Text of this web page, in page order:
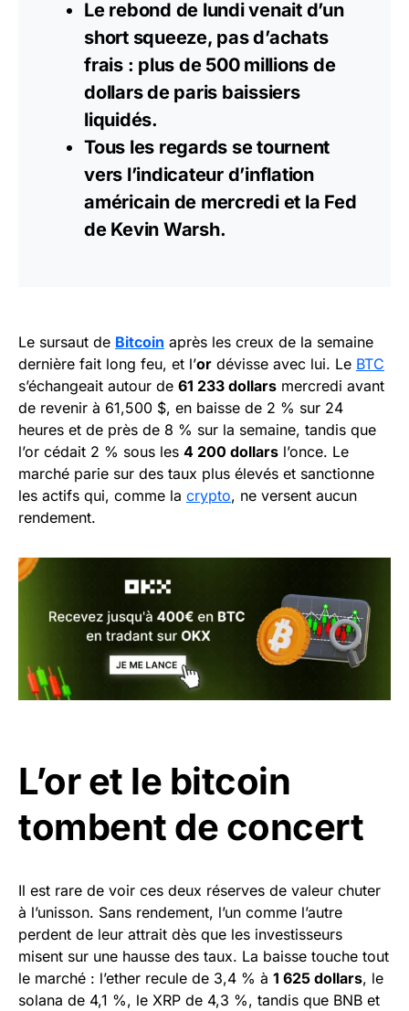
Le rebond de lundi venait d’un
short squeeze, pas d’achats
frais : plus de 500 millions de
dollars de paris baissiers
liquidés.
Tous les regards se tournent
vers l’indicateur d’inflation
américain de mercredi et la Fed
de Kevin Warsh.
Le sursaut de Bitcoin après les creux de la semaine
dernière fait long feu, et l’or dévisse avec lui. Le BTC
s’échangeait autour de 61 233 dollars mercredi avant
de revenir à 61,500 $, en baisse de 2 % sur 24
heures et de près de 8 % sur la semaine, tandis que
l’or cédait 2 % sous les 4 200 dollars l’once. Le
marché parie sur des taux plus élevés et sanctionne
les actifs qui, comme la crypto, ne versent aucun
rendement.
L’or et le bitcoin
tombent de concert
Il est rare de voir ces deux réserves de valeur chuter
à l’unisson. Sans rendement, l’un comme l’autre
perdent de leur attrait dès que les investisseurs
misent sur une hausse des taux. La baisse touche tout
le marché : l’ether recule de 3,4 % à 1 625 dollars, le
solana de 4,1 %, le XRP de 4,3 %, tandis que BNB et